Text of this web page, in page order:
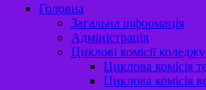
Головна
Загальна інформація
Адміністрація
Циклові комісії коледжу
Циклова комісія
Циклова комісія